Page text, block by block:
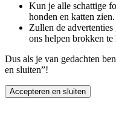
Kun je alle schattige
honden en katten zien.
Zullen de
ons helpen brokken
Dus als je van gedachten
en sluiten”!
Accepteren en sluiten